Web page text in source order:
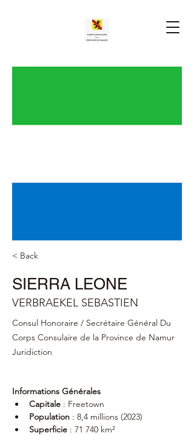
< Back
SIERRA LEONE
VERBRAEKEL SEBASTIEN
Consul Honoraire / Secrétaire Général Du
Corps Consulaire de la Province de Namur
Juridiction
Informations Générales
Capitale : Freetown
Population : 8,4 millions (2023)
Superficie : 71 740 km²